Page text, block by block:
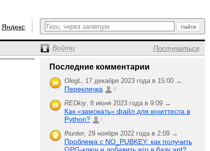
Яндекс
Войти Постучаться
Последние комментарии
OlegL, 17 декабря 2023 года в 15:00 →
Перекличка 21
REDkiy, 8 июня 2023 года в 9:09 →
Как «замокать» файл для юниттеста в
Python?
2
fhunter, 29 ноября 2022 года в 2:09 →
Проблема с NO_PUBKEY: как получить